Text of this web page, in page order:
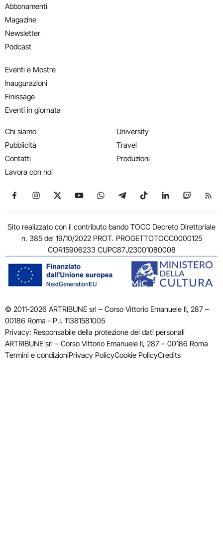
Abbonamenti
Magazine
Newsletter
Podcast
Eventi e Mostre
Inaugurazioni
Finissage
Eventi in giornata
Chi siamo
Pubblicità
Contatti
Lavora con noi
University
Travel
Produzioni
Seguici su Facebook
Seguici su Instagram
Seguici su X
Seguici su YouTube
Seguici su WhatsApp
Seguici su Telegram
Seguici su TikTok
Seguici su
Seguici
Sito realizzato con il contributo bando TOCC Decreto Direttoriale
n. 385 del 19/10/2022 PROT. PROGETTOTOCC0000125
COR15906233 CUPC87J23001080008
© 2011-2026 ARTRIBUNE srl – Corso Vittorio Emanuele II, 287 –
00186 Roma - P.I. 11381581005
Privacy: Responsabile della protezione dei dati personali
ARTRIBUNE srl – Corso Vittorio Emanuele II, 287 – 00186 Roma
Termini e condizioniPrivacy PolicyCookie PolicyCredits